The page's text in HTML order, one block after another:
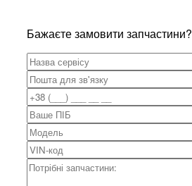
Бажаєте замовити запчастини?